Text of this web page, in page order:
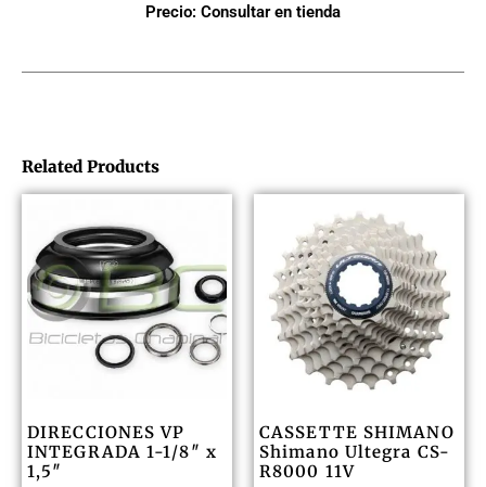
Precio: Consultar en tienda
Related Products
DIRECCIONES VP
INTEGRADA 1-1/8″ x
1,5″
CASSETTE SHIMANO
Shimano Ultegra CS-
R8000 11V